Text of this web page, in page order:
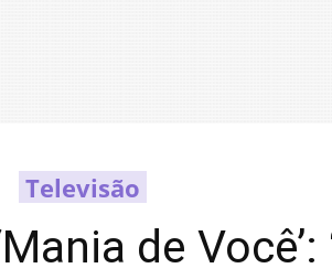
Televisão
de Você’: